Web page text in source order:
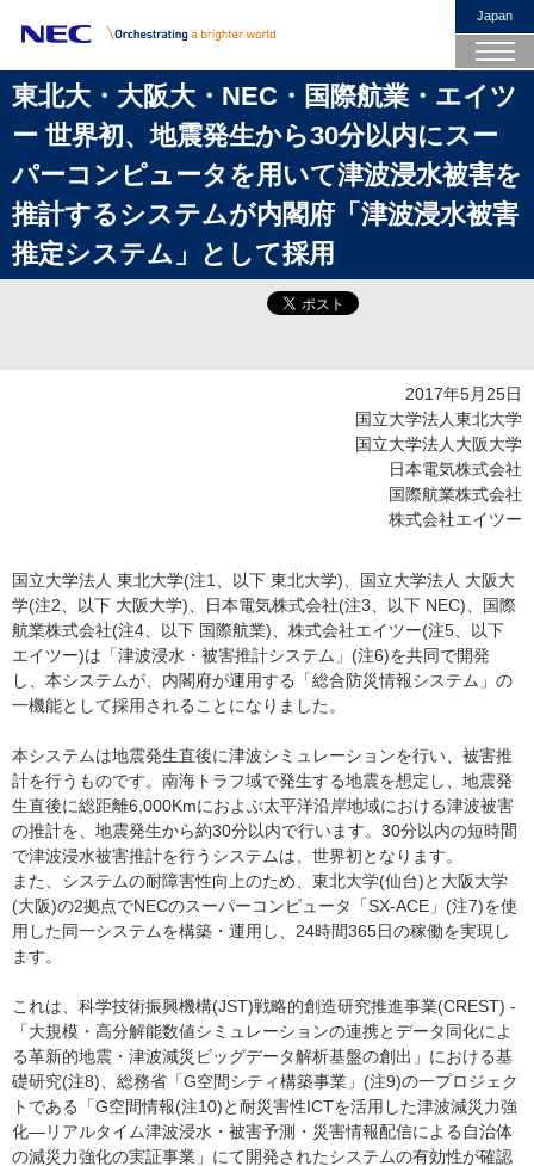
Japan
東北大・大阪大・NEC・国際航業・エイツ
ー 世界初、地震発生から30分以内にスー
パーコンピュータを用いて津波浸水被害を
推計するシステムが内閣府「津波浸水被害
推定システム」として採用
2017年5月25日
国立大学法人東北大学
国立大学法人大阪大学
日本電気株式会社
国際航業株式会社
株式会社エイツー
国立大学法人 東北大学(注1、以下 東北大学)、国立大学法人 大阪大
学(注2、以下 大阪大学)、日本電気株式会社(注3、以下 NEC)、国際
航業株式会社(注4、以下 国際航業)、株式会社エイツー(注5、以下
エイツー)は「津波浸水・被害推計システム」(注6)を共同で開発
し、本システムが、内閣府が運用する「総合防災情報システム」の
一機能として採用されることになりました。
本システムは地震発生直後に津波シミュレーションを行い、被害推
計を行うものです。南海トラフ域で発生する地震を想定し、地震発
生直後に総距離6,000Kmにおよぶ太平洋沿岸地域における津波被害
の推計を、地震発生から約30分以内で行います。30分以内の短時間
で津波浸水被害推計を行うシステムは、世界初となります。
また、システムの耐障害性向上のため、東北大学(仙台)と大阪大学
(大阪)の2拠点でNECのスーパーコンピュータ「SX-ACE」(注7)を使
用した同一システムを構築・運用し、24時間365日の稼働を実現し
ます。
これは、科学技術振興機構(JST)戦略的創造研究推進事業(CREST) -
「大規模・高分解能数値シミュレーションの連携とデータ同化によ
る革新的地震・津波減災ビッグデータ解析基盤の創出」における基
礎研究(注8)、総務省「G空間シティ構築事業」(注9)の一プロジェク
トである「G空間情報(注10)と耐災害性ICTを活用した津波減災力強
化―リアルタイム津波浸水・被害予測・災害情報配信による自治体
の減災力強化の実証事業」にて開発されたシステムの有効性が確認